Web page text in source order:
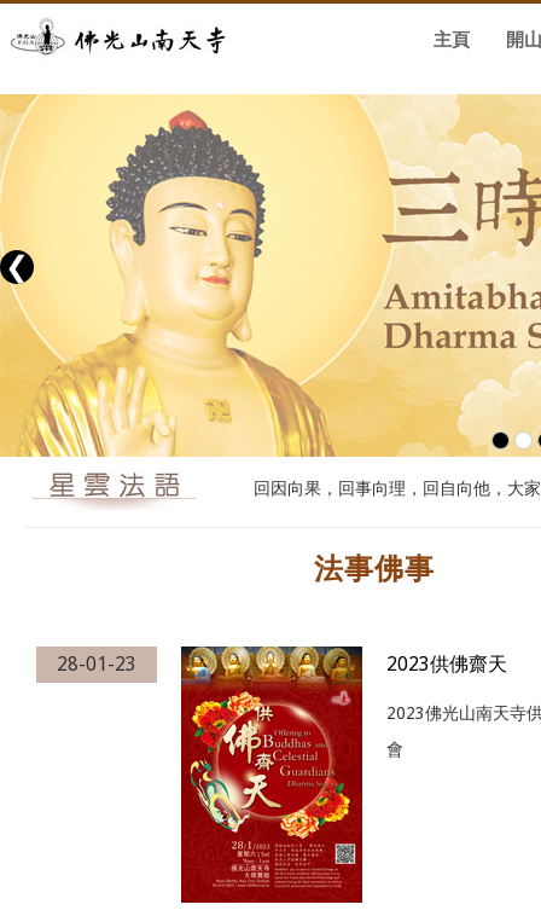
主頁 開
❮
回因向果，回事向理，回自向他，大
法事佛事
28-01-23 2023供佛齋天
2023佛光山南天寺
會